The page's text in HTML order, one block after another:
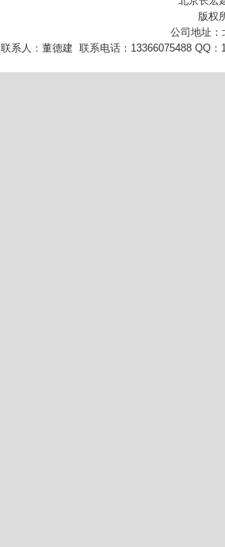
版权
公司地址：
联系人：董德建 联系电话：13366075488 QQ：